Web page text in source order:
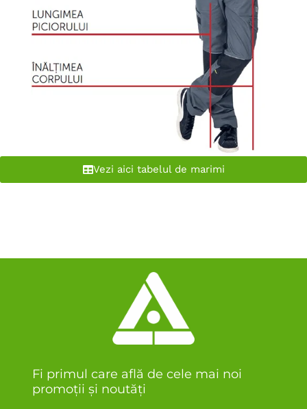
Vezi aici tabelul de marimi
Fi primul care află de cele mai noi
promoții și noutăți